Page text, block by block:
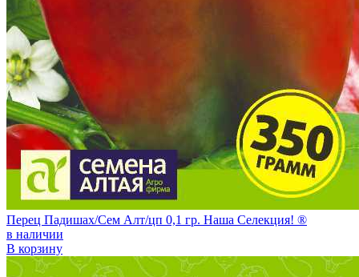
Перец Падишах/Сем Алт/цп 0,1 гр. Наша Селекция! ®
в наличии
В корзину